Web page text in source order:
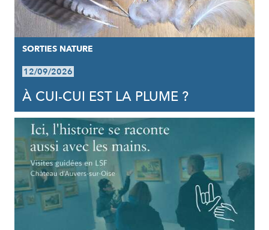
SORTIES NATURE
12/09/2026
À CUI-CUI EST LA PLUME ?